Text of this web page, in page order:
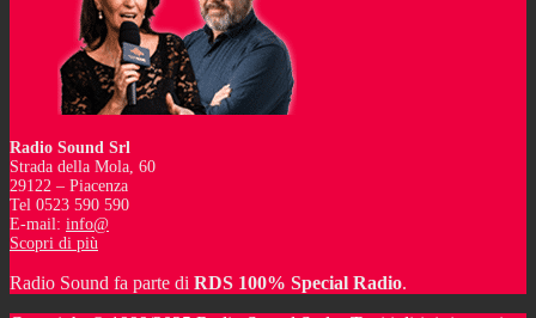
Radio Sound Srl
Strada della Mola, 60
29122 – Piacenza
Tel 0523 590 590
E-mail: info@
Scopri di più
Radio Sound fa parte di RDS 100% Special Radio.